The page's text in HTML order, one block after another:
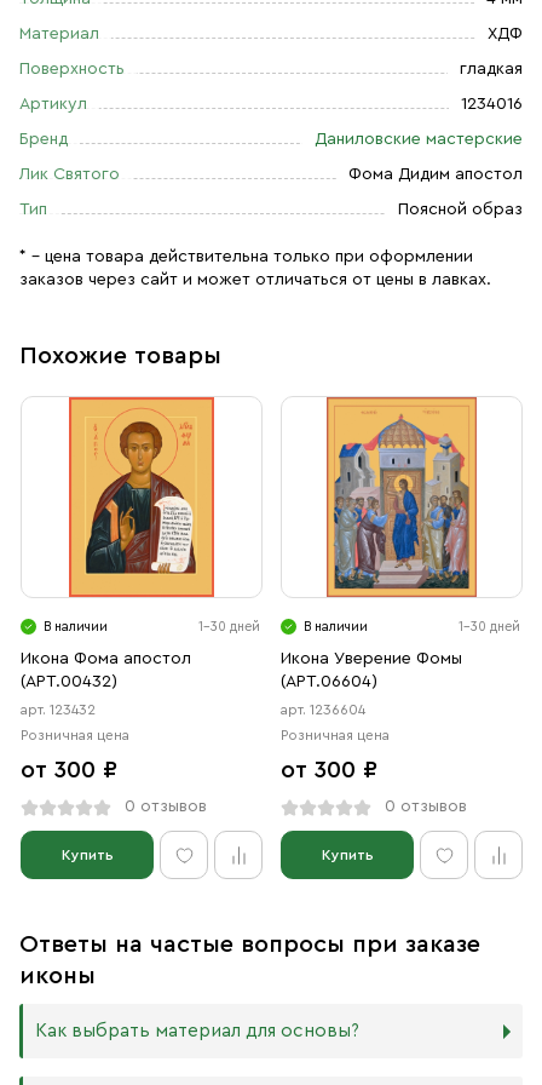
Материал ХДФ
Поверхность гладкая
Артикул 1234016
Бренд Даниловские мастерские
Лик Святого Фома Дидим апостол
Тип Поясной образ
* – цена товара действительна только при оформлении
заказов через сайт и может отличаться от цены в лавках.
Похожие товары
В наличии 1-30 дней
Икона Фома апостол
(АРТ.00432)
арт. 123432
Розничная цена
от 300 ₽
0 отзывов
Купить
В наличии 1-30 дней
Икона Уверение Фомы
(АРТ.06604)
арт. 1236604
Розничная цена
от 300 ₽
0 отзывов
Купить
Ответы на частые вопросы при заказе
иконы
Как выбрать материал для основы?